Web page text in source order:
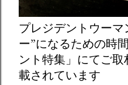
プレジデントウー
ー”になるための時
ント特集」にてご
載されています